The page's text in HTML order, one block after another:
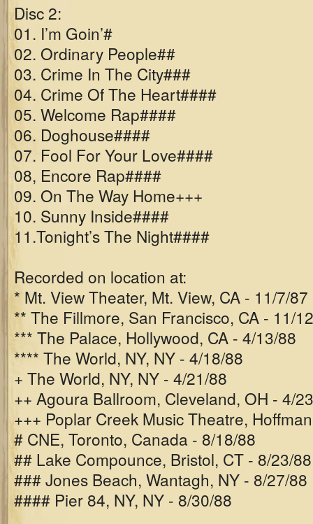
Disc 2:
01. I’m Goin’#
02. Ordinary People##
03. Crime In The City###
04. Crime Of The Heart####
05. Welcome Rap####
06. Doghouse####
07. Fool For Your Love####
08, Encore Rap####
09. On The Way Home+++
10. Sunny Inside####
11.Tonight’s The Night####
Recorded on location at:
* Mt. View Theater, Mt. View, CA - 11/7/87
** The Fillmore, San Francisco, CA - 11/
*** The Palace, Hollywood, CA - 4/13/88
**** The World, NY, NY - 4/18/88
+ The World, NY, NY - 4/21/88
++ Agoura Ballroom, Cleveland, OH - 4/
+++ Poplar Creek Music Theatre,
# CNE, Toronto, Canada - 8/18/88
## Lake Compounce, Bristol, CT - 8/23/88
### Jones Beach, Wantagh, NY - 8/27/88
#### Pier 84, NY, NY - 8/30/88